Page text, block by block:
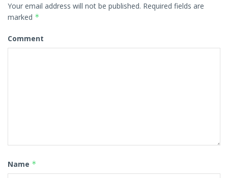
Your email address will not be published. Required fields are
marked *
Comment
Name *